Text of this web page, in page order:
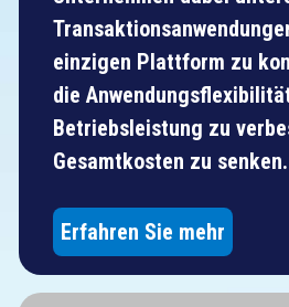
einzigen Plattform zu
die
Betriebsleistung zu
Gesamtkosten zu senken.
Erfahren Sie mehr